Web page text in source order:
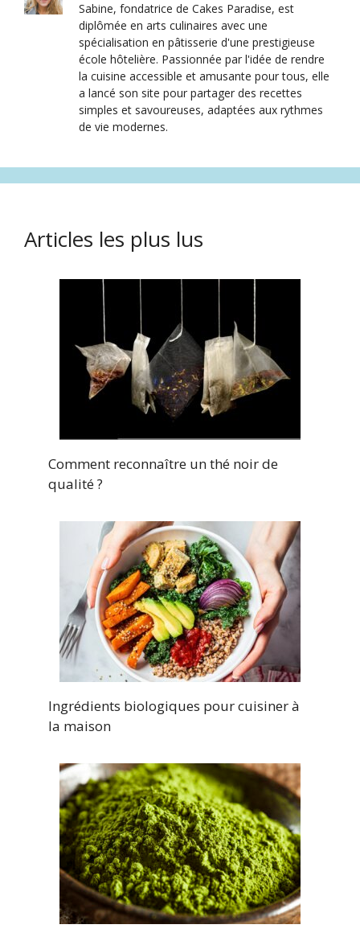
Sabine, fondatrice de Cakes Paradise, est
diplômée en arts culinaires avec une
spécialisation en pâtisserie d'une prestigieuse
école hôtelière. Passionnée par l'idée de rendre
la cuisine accessible et amusante pour tous, elle
a lancé son site pour partager des recettes
simples et savoureuses, adaptées aux rythmes
de vie modernes.
Articles les plus lus
Comment reconnaître un thé noir de
qualité ?
Ingrédients biologiques pour cuisiner à
la maison